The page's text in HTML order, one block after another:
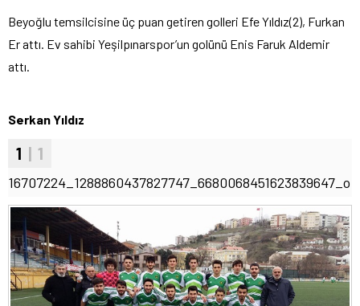
Beyoğlu temsilcisine üç puan getiren golleri Efe Yıldız(2), Furkan
Er attı. Ev sahibi Yeşilpınarspor’un golünü Enis Faruk Aldemir
attı.
Serkan Yıldız
1 | 1
16707224_1288860437827747_6680068451623839647_o